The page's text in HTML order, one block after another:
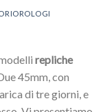
repliche
45mm, con
di tre giorni, e